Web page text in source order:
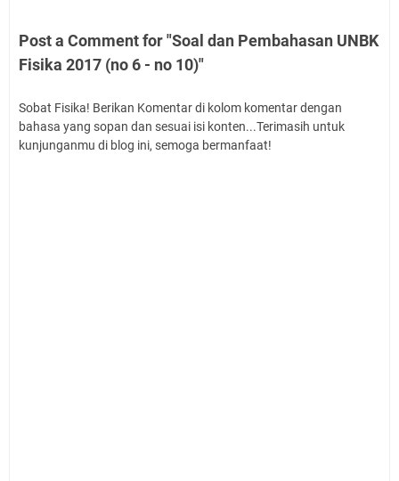
Post a Comment for "Soal dan Pembahasan UNBK
Fisika 2017 (no 6 - no 10)"
Sobat Fisika! Berikan Komentar di kolom komentar dengan
bahasa yang sopan dan sesuai isi konten...Terimasih untuk
kunjunganmu di blog ini, semoga bermanfaat!